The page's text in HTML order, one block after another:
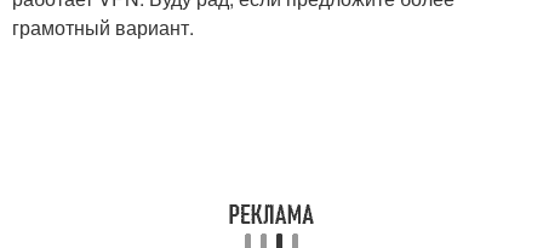
грамотный вариант.